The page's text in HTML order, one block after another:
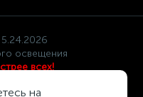
освещения
всех!
персональных
на